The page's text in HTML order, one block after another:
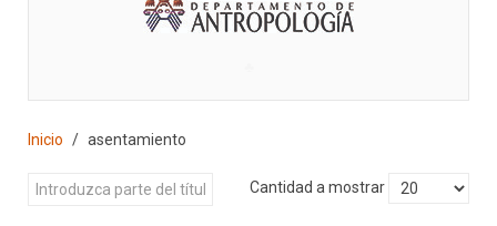
Inicio asentamiento
Cantidad a mostrar